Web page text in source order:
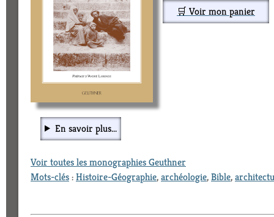
🛒 Voir mon panier
En savoir plus...
Voir toutes les monographies Geuthner
Mots-clés:Histoire-Géographie,archéologie,Bible,